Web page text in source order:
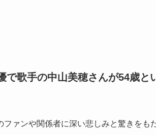
で歌手の中山美穂さんが54歳と
ァンや関係者に深い悲しみと驚きをも